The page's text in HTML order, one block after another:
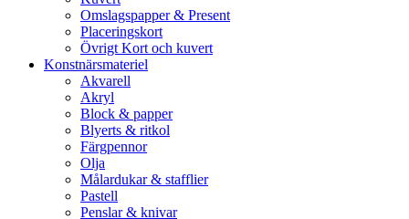
Omslagspapper & Present
Placeringskort
Övrigt Kort och kuvert
Konstnärsmateriel
Akvarell
Akryl
Block & papper
Blyerts & ritkol
Färgpennor
Olja
Målardukar & stafflier
Pastell
Penslar & knivar